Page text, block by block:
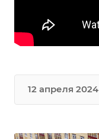
12 апреля 2024